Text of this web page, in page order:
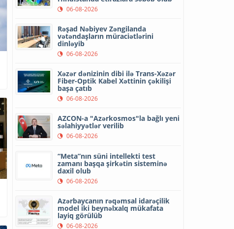
06-08-2026
Rəşad Nəbiyev Zəngilanda
vətəndaşların müraciətlərini
dinləyib
06-08-2026
Xəzər dənizinin dibi ilə Trans-Xəzər
Fiber-Optik Kabel Xəttinin çəkilişi
başa çatıb
06-08-2026
AZCON-a "Azərkosmos"la bağlı yeni
səlahiyyətlər verilib
06-08-2026
“Meta”nın süni intellekti test
zamanı başqa şirkətin sisteminə
daxil olub
06-08-2026
Azərbaycanın rəqəmsal idarəçilik
model iki beynəlxalq mükafata
layiq görülüb
06-08-2026